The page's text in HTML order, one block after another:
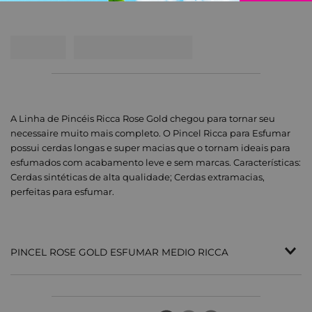
A Linha de Pincéis Ricca Rose Gold chegou para tornar seu
necessaire muito mais completo. O Pincel Ricca para Esfumar
possui cerdas longas e super macias que o tornam ideais para
esfumados com acabamento leve e sem marcas. Características:
Cerdas sintéticas de alta qualidade; Cerdas extramacias,
perfeitas para esfumar.
PINCEL ROSE GOLD ESFUMAR MEDIO RICCA